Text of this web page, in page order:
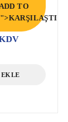
TO
EKLE